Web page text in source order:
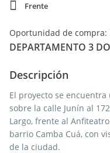
Frente
DEPARTAMENTO 3
Descripción
El proyecto se
sobre la calle Junín al
Largo, frente al
barrio Camba Cuá, con
de la ciudad.